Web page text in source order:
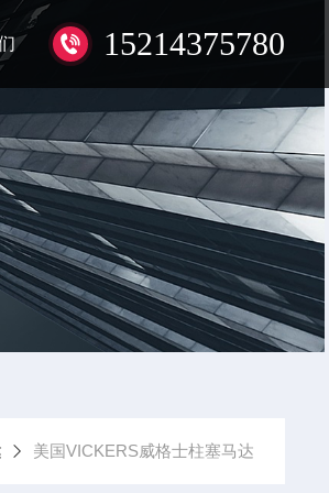
15214375780
美国VICKERS威格士柱塞马达